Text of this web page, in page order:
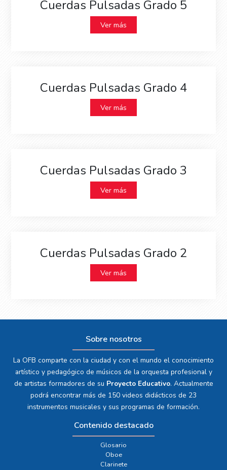
Cuerdas Pulsadas Grado 5
Ver más
Cuerdas Pulsadas Grado 4
Ver más
Cuerdas Pulsadas Grado 3
Ver más
Cuerdas Pulsadas Grado 2
Ver más
Sobre nosotros
La OFB comparte con la ciudad y con el mundo el conocimiento
artístico y pedagógico de músicos de la orquesta profesional y
de artistas formadores de su Proyecto Educativo. Actualmente
podrá encontrar más de 150 videos didácticos de 23
instrumentos musicales y sus programas de formación.
Contenido destacado
Glosario
Oboe
Clarinete